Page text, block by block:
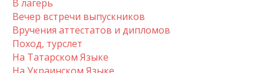
В лагерь
Вечер встречи выпускников
Вручения аттестатов и дипломов
Поход, турслет
На Татарском Языке
На Украинском Языке